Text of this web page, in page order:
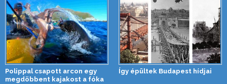
Polippal csapott arcon egy
megdöbbent kajakost a fóka
Így épültek Budapest hídjai